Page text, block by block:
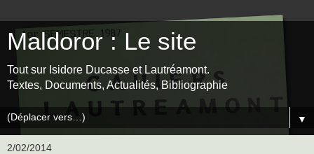
Maldoror : Le site
Tout sur Isidore Ducasse et Lautréamont.
Textes, Documents, Actualités, Bibliographie
▼
2/02/2014